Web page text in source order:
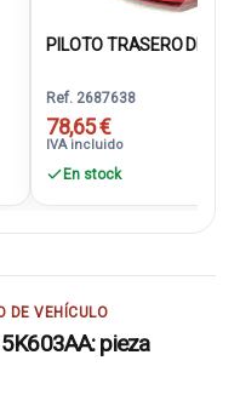
PILOTO TRASERO
Ref. 2687638
78,65 €
IVA incluido
En stock
DE VEHÍCULO
pieza